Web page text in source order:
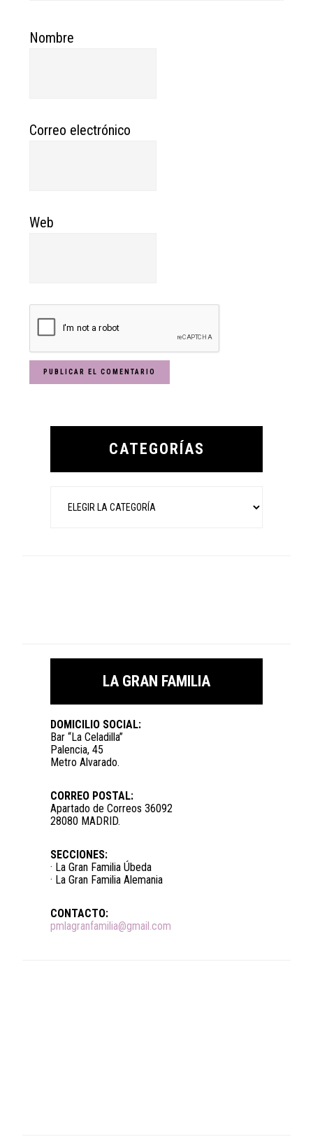
Nombre
Correo electrónico
Web
Primary
CATEGORÍAS
LA GRAN FAMILIA
DOMICILIO SOCIAL:
Bar “La Celadilla”
Palencia, 45
Metro Alvarado.
CORREO POSTAL:
Apartado de Correos 36092
28080 MADRID.
SECCIONES:
· La Gran Familia Úbeda
· La Gran Familia Alemania
CONTACTO:
pmlagranfamilia@gmail.com